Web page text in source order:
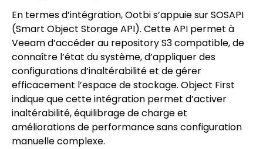
En termes d’intégration, Ootbi s’appuie sur SOSAPI
(Smart Object Storage API). Cette API permet à
Veeam d’accéder au repository S3 compatible, de
connaître l’état du système, d’appliquer des
configurations d’inaltérabilité et de gérer
efficacement l’espace de stockage. Object First
indique que cette intégration permet d’activer
inaltérabilité, équilibrage de charge et
améliorations de performance sans configuration
manuelle complexe.